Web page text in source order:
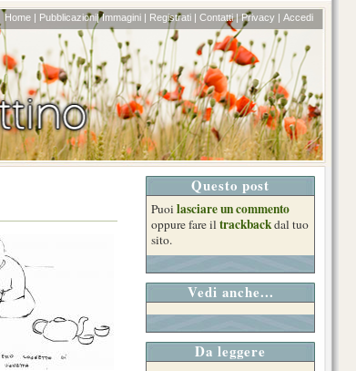
Home | Pubblicazioni| Immagini | Registrati | Contatti | Privacy | Accedi
Questo post
Puoi lasciare un commento
oppure fare il trackbackdal tuo
sito.
Vedi anche...
Da leggere